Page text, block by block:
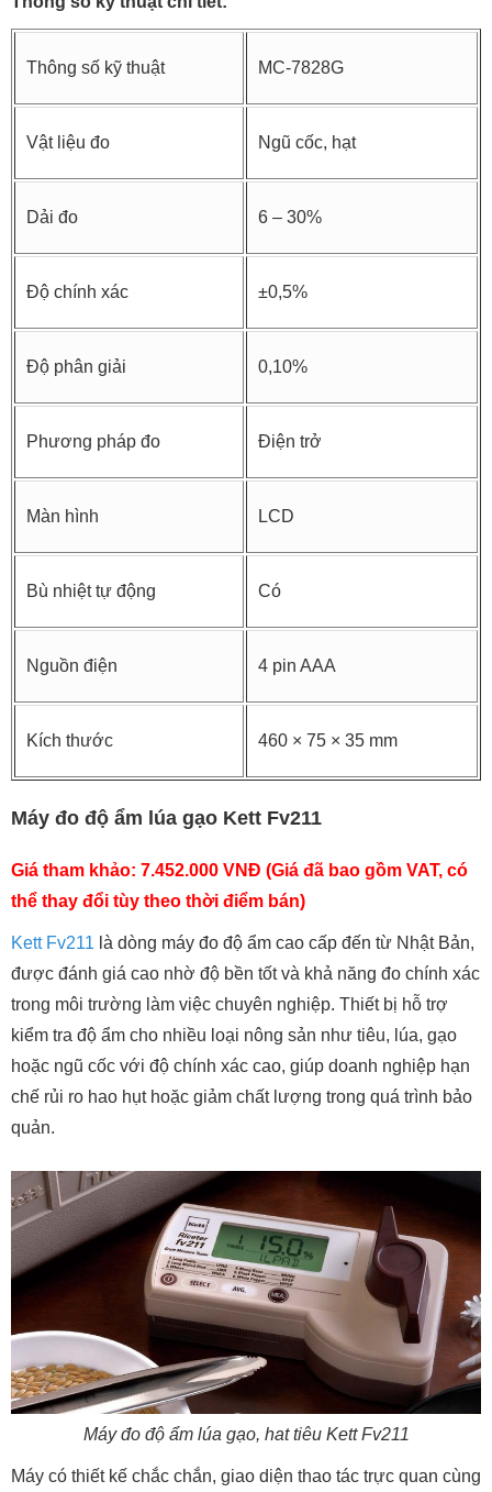
Thông số kỹ thuật MC-7828G
Vật liệu đo Ngũ cốc, hạt
Dải đo 6 – 30%
Độ chính xác ±0,5%
Độ phân giải 0,10%
Phương pháp đo Điện trở
Màn hình LCD
Bù nhiệt tự động Có
Nguồn điện 4 pin AAA
Kích thước 460 × 75 × 35 mm
Máy đo độ ẩm lúa gạo Kett Fv211
Giá tham khảo: 7.452.000 VNĐ (Giá đã bao gồm VAT, có
thể thay đổi tùy theo thời điểm bán)
Kett Fv211 là dòng máy đo độ ẩm cao cấp đến từ Nhật Bản,
được đánh giá cao nhờ độ bền tốt và khả năng đo chính xác
trong môi trường làm việc chuyên nghiệp. Thiết bị hỗ trợ
kiểm tra độ ẩm cho nhiều loại nông sản như tiêu, lúa, gạo
hoặc ngũ cốc với độ chính xác cao, giúp doanh nghiệp hạn
chế rủi ro hao hụt hoặc giảm chất lượng trong quá trình bảo
quản.
Máy đo độ ẩm lúa gạo, hat tiêu Kett Fv211
Máy có thiết kế chắc chắn, giao diện thao tác trực quan cùng